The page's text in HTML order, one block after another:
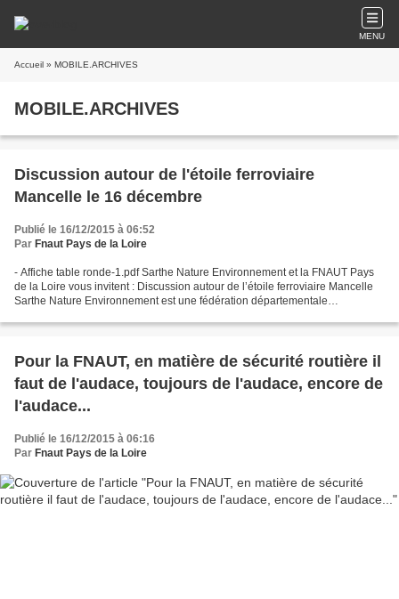
MENU
Accueil » MOBILE.ARCHIVES
MOBILE.ARCHIVES
Discussion autour de l'étoile ferroviaire
Mancelle le 16 décembre
Publié le 16/12/2015 à 06:52
Par Fnaut Pays de la Loire
- Affiche table ronde-1.pdf Sarthe Nature Environnement et la FNAUT Pays
de la Loire vous invitent : Discussion autour de l’étoile ferroviaire Mancelle
Sarthe Nature Environnement est une fédération départementale
Pour la FNAUT, en matière de sécurité routière il
faut de l'audace, toujours de l'audace, encore de
l'audace...
Publié le 16/12/2015 à 06:16
Par Fnaut Pays de la Loire